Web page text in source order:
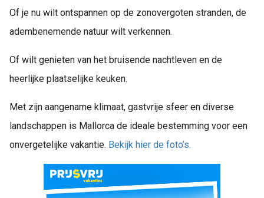
Of je nu wilt ontspannen op de zonovergoten stranden, de
adembenemende natuur wilt verkennen.
Of wilt genieten van het bruisende nachtleven en de
heerlijke plaatselijke keuken.
Met zijn aangename klimaat, gastvrije sfeer en diverse
landschappen is Mallorca de ideale bestemming voor een
onvergetelijke vakantie. Bekijk hier de foto’s.